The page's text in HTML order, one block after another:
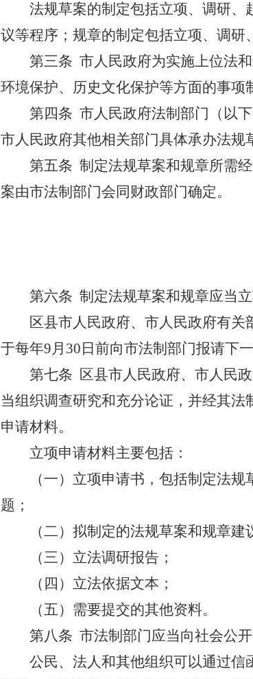
法规草案的制定包括立项、调研
议等程序；规章的制定包括立项、调研
第三条 市人民政府为实施上位法
环境保护、历史文化保护等方面的事项
第四条 市人民政府法制部门（以
市人民政府其他相关部门具体承办法规
第五条 制定法规草案和规章所需
案由市法制部门会同财政部门确定。
第六条 制定法规草案和规章应当
区县市人民政府、市人民政府有
于每年9月30日前向市法制部门报请下一
第七条 区县市人民政府、市人民
当组织调查研究和充分论证，并经其
申请材料。
立项申请材料主要包括：
（一）立项申请书，包括制定法
题；
（二）拟制定的法规草案和规章建
（三）立法调研报告；
（四）立法依据文本；
（五）需要提交的其他资料。
第八条 市法制部门应当向社会公
公民、法人和其他组织可以通过